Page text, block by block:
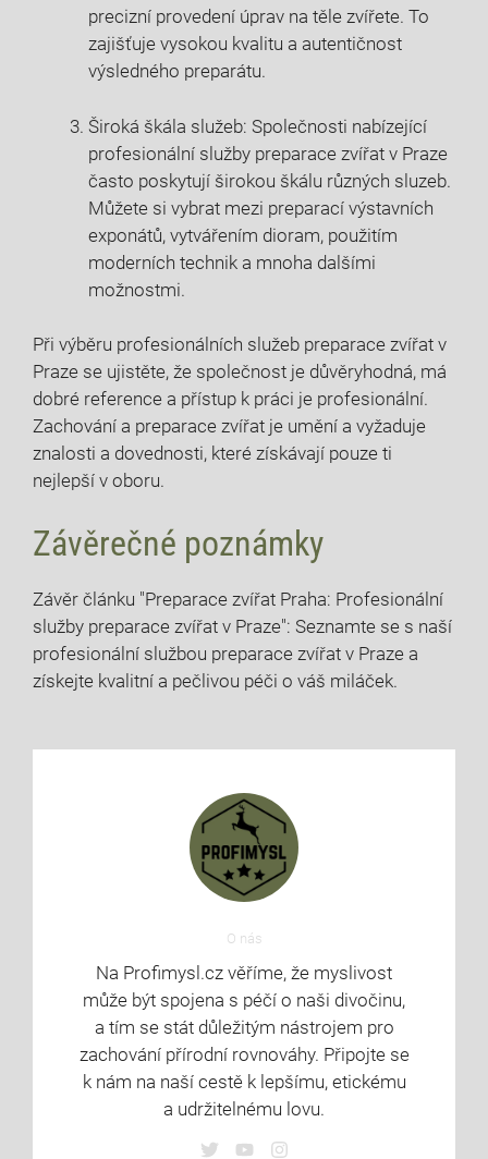
precizní provedení úprav na těle zvířete. To
⁢zajišťuje ⁢vysokou kvalitu a autentičnost
⁢výsledného preparátu.
Široká škála služeb: ⁣Společnosti nabízející‍
profesionální⁤ služby preparace zvířat v⁢ Praze
⁣často poskytují širokou škálu různých sluzeb.
Můžete si⁤ vybrat mezi preparací‍ výstavních
exponátů, vytvářením​ dioram, použitím
moderních ‌technik a mnoha ⁢dalšími​
možnostmi.
Při výběru profesionálních služeb preparace zvířat v
Praze se ujistěte, že‌ společnost⁢ je důvěryhodná, má
dobré ⁢reference a ⁢přístup k práci je⁣ profesionální.
Zachování ⁣a preparace zvířat je umění a vyžaduje
znalosti a dovednosti, které získávají pouze ti
nejlepší v⁣ oboru. ​
Závěrečné poznámky
Závěr článku "Preparace zvířat Praha:​ Profesionální
⁣služby preparace ‍zvířat ‌v Praze": Seznamte se ‍s⁢ naší
profesionální službou⁢ preparace zvířat v ‌Praze⁣ a
získejte kvalitní a ​pečlivou péči⁣ o váš miláček.
O nás
Na Profimysl.cz věříme, že myslivost
může být spojena s péčí o naši divočinu,
a tím se stát důležitým nástrojem pro
zachování přírodní rovnováhy. Připojte se
k nám na naší cestě k lepšímu, etickému
a udržitelnému lovu.